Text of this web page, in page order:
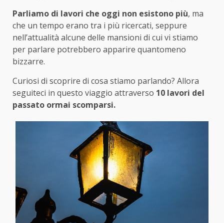
Parliamo di lavori che oggi non esistono più, ma
che un tempo erano tra i più ricercati, seppure
nell’attualità alcune delle mansioni di cui vi stiamo
per parlare potrebbero apparire quantomeno
bizzarre.
Curiosi di scoprire di cosa stiamo parlando? Allora
seguiteci in questo viaggio attraverso 10 lavori del
passato ormai scomparsi.